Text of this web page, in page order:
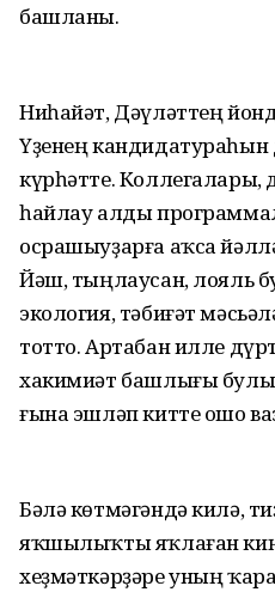
башланы.
Ниһайәт, Дәүләттең
Үҙенең
күрһәтте. Коллегалары,
һайлау алды
осрашыуҙарға аҡса
Йәш, тыңлаусан, лояль
экология, тәбиғәт
тотто. Артабан илле
хакимиәт башлығы
ғына эшләп китте ошо
Бәлә көтмәгәндә килә,
яҡшылыҡты яҡлаған
хеҙмәткәрҙәре уның